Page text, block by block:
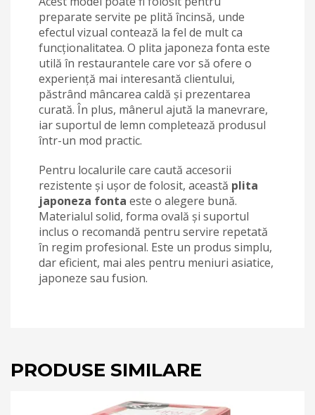
preparate servite pe plită încinsă, unde
efectul vizual contează la fel de mult ca
funcționalitatea. O plita japoneza fonta este
utilă în restaurantele care vor să ofere o
experiență mai interesantă clientului,
păstrând mâncarea caldă și prezentarea
curată. În plus, mânerul ajută la manevrare,
iar suportul de lemn completează produsul
într-un mod practic.
Pentru localurile care caută accesorii
rezistente și ușor de folosit, această plita
japoneza fonta este o alegere bună.
Materialul solid, forma ovală și suportul
inclus o recomandă pentru servire repetată
în regim profesional. Este un produs simplu,
dar eficient, mai ales pentru meniuri asiatice,
japoneze sau fusion.
PRODUSE SIMILARE